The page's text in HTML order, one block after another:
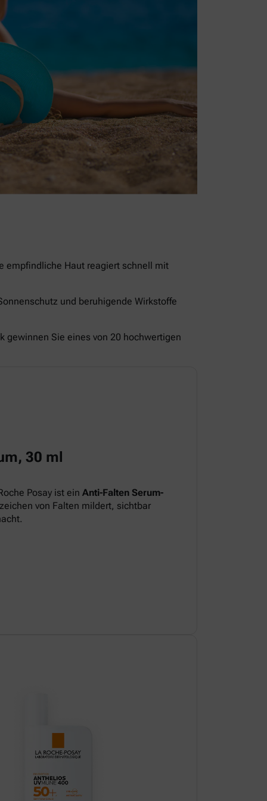
empfindliche Haut reagiert schnell mit
und beruhigende Wirkstoffe
gewinnen Sie eines von 20 hochwertigen
30 ml
Posay ist ein Anti-Falten Serum-
von Falten mildert, sichtbar